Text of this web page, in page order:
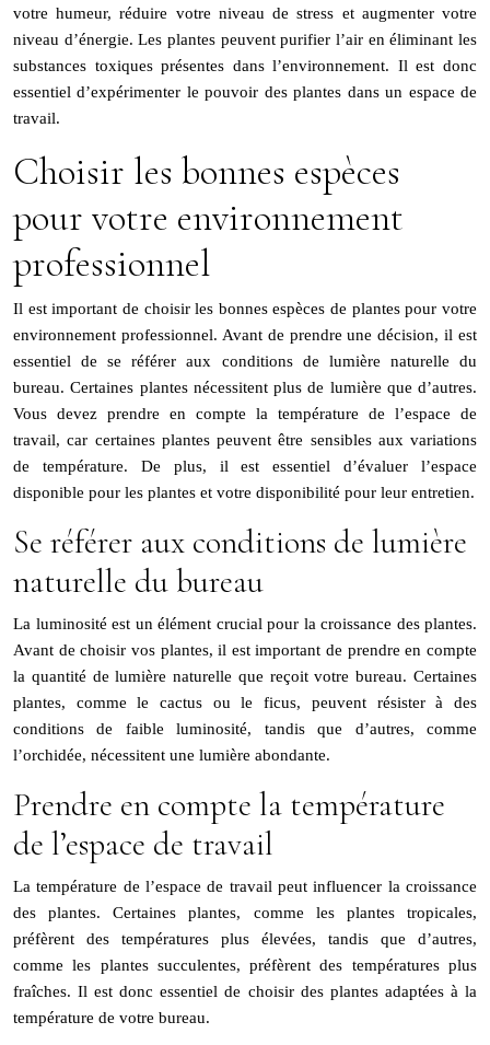
votre humeur, réduire votre niveau de stress et augmenter votre
niveau d’énergie. Les plantes peuvent purifier l’air en éliminant les
substances toxiques présentes dans l’environnement. Il est donc
essentiel d’expérimenter le pouvoir des plantes dans un espace de
travail.
Choisir les bonnes espèces
pour votre environnement
professionnel
Il est important de choisir les bonnes espèces de plantes pour votre
environnement professionnel. Avant de prendre une décision, il est
essentiel de se référer aux conditions de lumière naturelle du
bureau. Certaines plantes nécessitent plus de lumière que d’autres.
Vous devez prendre en compte la température de l’espace de
travail, car certaines plantes peuvent être sensibles aux variations
de température. De plus, il est essentiel d’évaluer l’espace
disponible pour les plantes et votre disponibilité pour leur entretien.
Se référer aux conditions de lumière
naturelle du bureau
La luminosité est un élément crucial pour la croissance des plantes.
Avant de choisir vos plantes, il est important de prendre en compte
la quantité de lumière naturelle que reçoit votre bureau. Certaines
plantes, comme le cactus ou le ficus, peuvent résister à des
conditions de faible luminosité, tandis que d’autres, comme
l’orchidée, nécessitent une lumière abondante.
Prendre en compte la température
de l’espace de travail
La température de l’espace de travail peut influencer la croissance
des plantes. Certaines plantes, comme les plantes tropicales,
préfèrent des températures plus élevées, tandis que d’autres,
comme les plantes succulentes, préfèrent des températures plus
fraîches. Il est donc essentiel de choisir des plantes adaptées à la
température de votre bureau.